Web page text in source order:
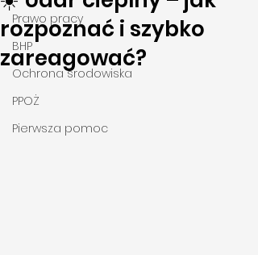
Prawo pracy
BHP
Ochrona środowiska
PPOŻ
Pierwsza pomoc
rozpoznać i szybko
zareagować?